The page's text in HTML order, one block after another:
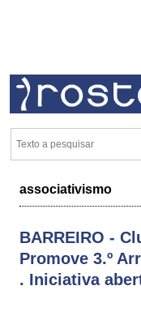
associativismo
BARREIRO -
Promove 3.º
. Iniciativa